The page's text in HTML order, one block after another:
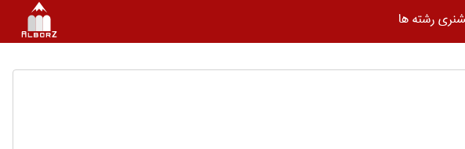
رشته ها